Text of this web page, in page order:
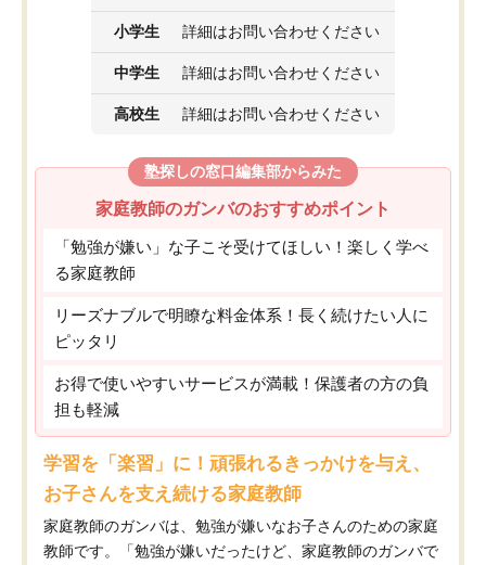
小学生 詳細はお問い合わせください
中学生 詳細はお問い合わせください
高校生 詳細はお問い合わせください
塾探しの窓口編集部からみた
家庭教師のガンバのおすすめポイント
「勉強が嫌い」な子こそ受けてほしい！楽しく学べ
る家庭教師
リーズナブルで明瞭な料金体系！長く続けたい人に
ピッタリ
お得で使いやすいサービスが満載！保護者の方の負
担も軽減
学習を「楽習」に！頑張れるきっかけを与え、
お子さんを支え続ける家庭教師
家庭教師のガンバは、勉強が嫌いなお子さんのための家庭
教師です。「勉強が嫌いだったけど、家庭教師のガンバで